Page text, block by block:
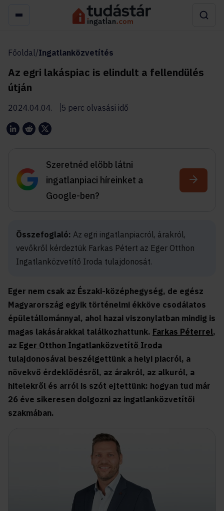
Főoldal/Ingatlanközvetítés
Az egri lakáspiac is elindult a fellendülés
útján
2024.04.04. 5 perc olvasási idő
Szeretnéd előbb látni
ingatlanpiaci híreinket a
Google-ben?
Összefoglaló: Az egri ingatlanpiacról, árakról,
vevőkről kérdeztük Farkas Pétert az Eger Otthon
Ingatlanközvetítő Iroda tulajdonosát.
Eger nem csak az Északi-középhegység, de egész
Magyarország egyik történelmi ékköve csodálatos
épületállománnyal, ahol hazai viszonylatban mindig is
magas lakásárakkal találkozhattunk. Farkas Péterrel,
az Eger Otthon Ingatlanközvetítő Iroda
tulajdonosával beszélgettünk a helyi piacról, a
növekvő érdeklődésről, az árakról, az alkuról, a
hitelekről és arról is szót ejtettünk: hogyan tud már
26 éve sikeresen dolgozni az ingatlanközvetítői
szakmában.